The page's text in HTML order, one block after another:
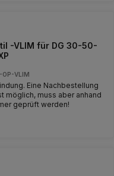
-VLIM für DG 30-50-
OP-VLIM
Eine Nachbestellung
möglich, muss aber anhand
geprüft werden!